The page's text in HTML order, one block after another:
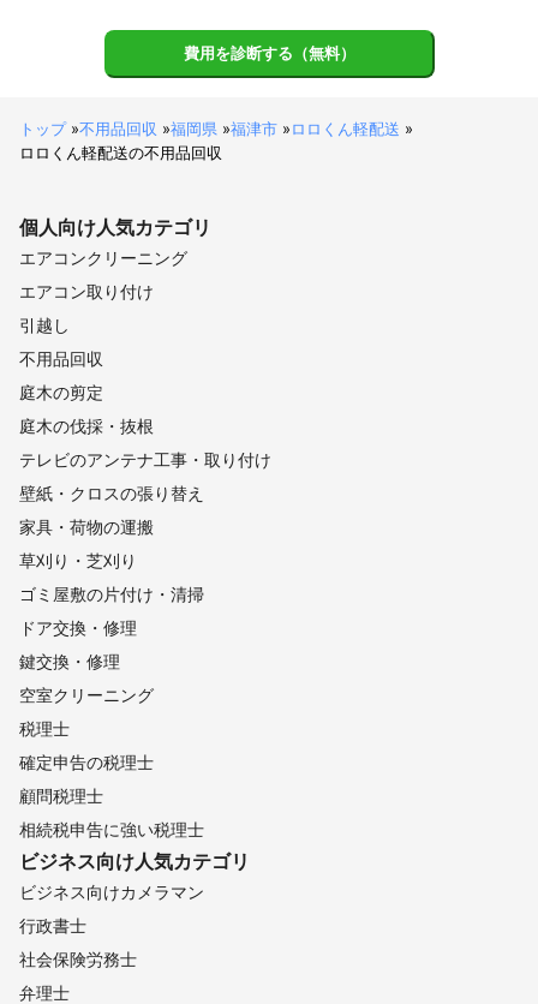
費用を診断する（無料）
トップ»不用品回収 »福岡県 »福津市 »ロロくん軽配送 »
ロロくん軽配送の不用品回収
個人向け人気カテゴリ
エアコンクリーニング
エアコン取り付け
引越し
不用品回収
庭木の剪定
庭木の伐採・抜根
テレビのアンテナ工事・取り付け
壁紙・クロスの張り替え
家具・荷物の運搬
草刈り・芝刈り
ゴミ屋敷の片付け・清掃
ドア交換・修理
鍵交換・修理
空室クリーニング
税理士
確定申告の税理士
顧問税理士
相続税申告に強い税理士
ビジネス向け人気カテゴリ
ビジネス向けカメラマン
行政書士
社会保険労務士
弁理士